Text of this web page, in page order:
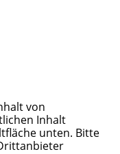
von
Inhalt
unten. Bitte